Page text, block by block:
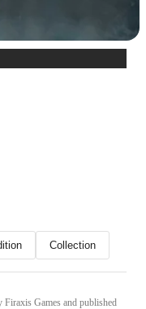
Collection
Firaxis Games and published